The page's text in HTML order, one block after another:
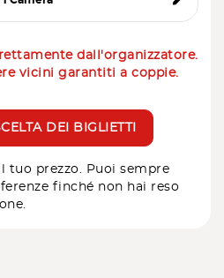
dall'organizzatore.
vicini garantiti a coppie.
DEI BIGLIETTI
tuo prezzo. Puoi sempre
finché non hai reso